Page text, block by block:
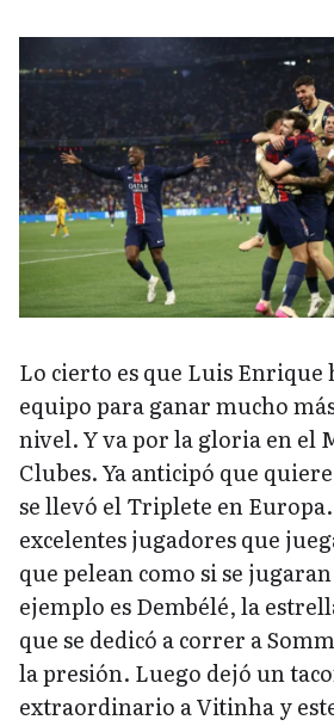
Lo cierto es que Luis
equipo para ganar mucho
nivel. Y va por la gloria en el
Clubes. Ya anticipó que
se llevó el Triplete en
excelentes jugadores que
que pelean como si se
ejemplo es Dembélé, la
que se dedicó a correr a
la presión. Luego dejó un
extraordinario a Vitinha y